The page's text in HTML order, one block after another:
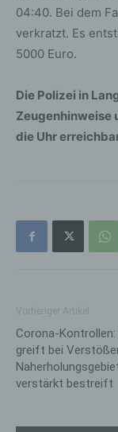
04:40. Bei dem
verkratzt. Es
5000 Euro.
Die Polizei in
Zeugenhinweise
die Uhr
Corona-Kontrollen:
greift bei
verstärkt bestreift